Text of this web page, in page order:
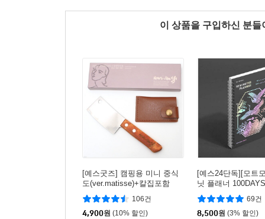
이 상품을 구입하신 분
[예스굿즈] 캠핑용 미니 중식
도(ver.matisse)+칼집포함
106건
4,900원 (10% 할인)
[예스24단독][모트
닛 플래너
69건
8,500원 (3% 할인)